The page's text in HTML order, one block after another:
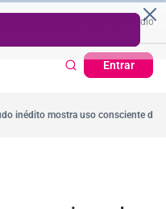
Crédito Percentual médio no ano
Entrar
Cartão de Crédito |
inédito mostra uso consciente do